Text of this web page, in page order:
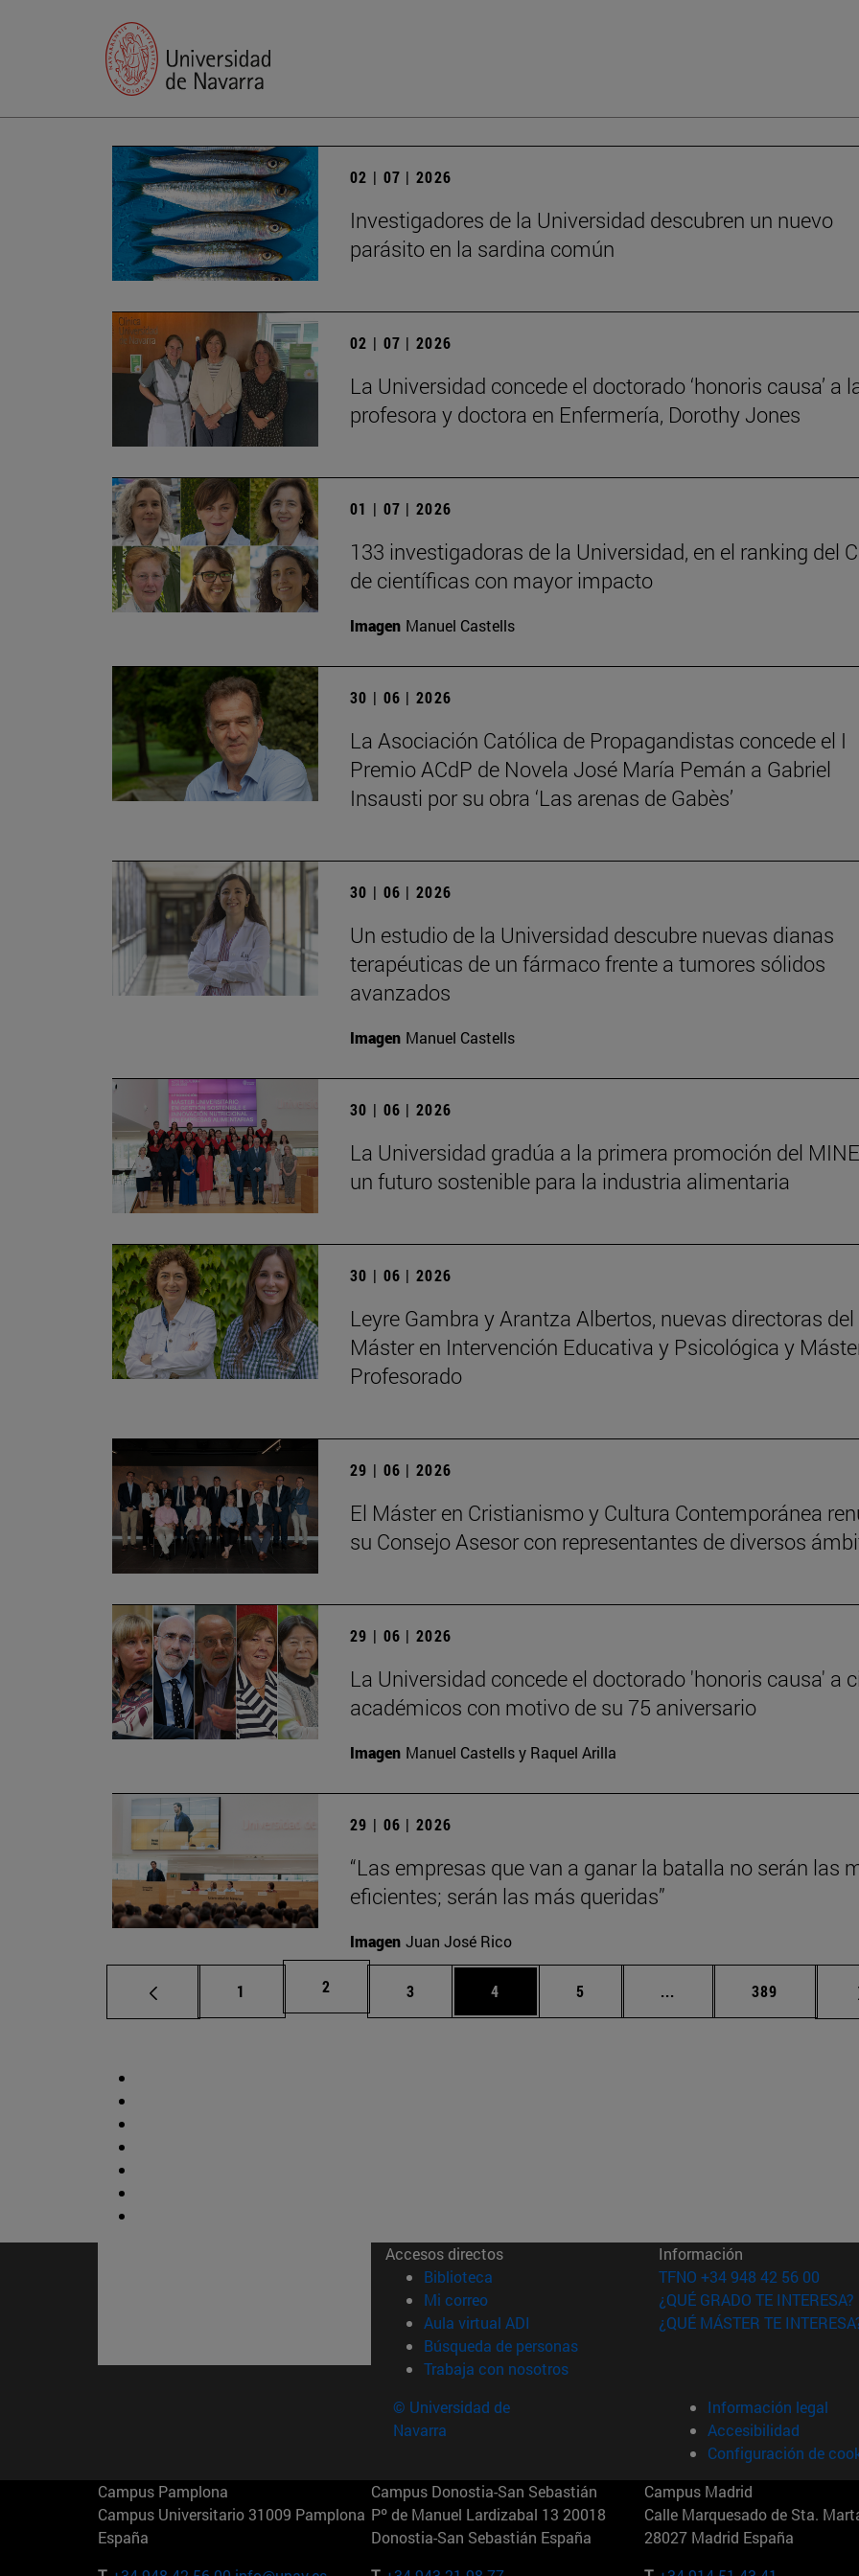
02 | 07 | 2026
Investigadores de la Universidad descubren un nuevo
parásito en la sardina común
02 | 07 | 2026
La Universidad concede el doctorado ‘honoris causa’ a
profesora y doctora en Enfermería, Dorothy Jones
01 | 07 | 2026
133 investigadoras de la Universidad, en el ranking del
de científicas con mayor impacto
Imagen Manuel Castells
30 | 06 | 2026
La Asociación Católica de Propagandistas concede el I
Premio ACdP de Novela José María Pemán a Gabriel
Insausti por su obra ‘Las arenas de Gabès’
30 | 06 | 2026
Un estudio de la Universidad descubre nuevas dianas
terapéuticas de un fármaco frente a tumores sólidos
avanzados
Imagen Manuel Castells
30 | 06 | 2026
La Universidad gradúa a la primera promoción del
un futuro sostenible para la industria alimentaria
30 | 06 | 2026
Leyre Gambra y Arantza Albertos, nuevas directoras del
Máster en Intervención Educativa y Psicológica y
Profesorado
29 | 06 | 2026
El Máster en Cristianismo y Cultura Contemporánea
su Consejo Asesor con representantes de diversos
29 | 06 | 2026
La Universidad concede el doctorado 'honoris causa' a
académicos con motivo de su 75 aniversario
Imagen Manuel Castells y Raquel Arilla
29 | 06 | 2026
“Las empresas que van a ganar la batalla no serán las
eficientes; serán las más queridas”
Imagen Juan José Rico
Página
1 Página
2 Página
3 Página
4 Página
5 ... Páginas intermedias
Página
389
Accesos directos
Biblioteca (abre en nueva ventana)
Mi correo(abre en nueva ventana)
Aula virtual ADI (abre en nueva ventana)
Búsqueda de personas(abre en nueva ventana)
Trabaja con nosotros(abre en nueva ventana)
Información
TFNO +34 948 42 56 00
¿QUÉ GRADO TE INTERESA?
¿QUÉ MÁSTER TE
© Universidad de
Navarra
Información legal
Accesibilidad
Configuración de
Campus Pamplona
Campus Universitario 31009 Pamplona
España
Campus Donostia-San Sebastián
Pº de Manuel Lardizabal 13 20018
Donostia-San Sebastián España
Campus Madrid
Calle Marquesado de Sta.
28027 Madrid España